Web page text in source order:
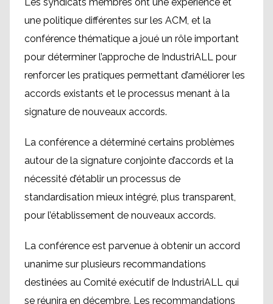
une politique différentes sur les ACM, et la
conférence thématique a joué un rôle important
pour déterminer l’approche de IndustriALL pour
renforcer les pratiques permettant d’améliorer les
accords existants et le processus menant à la
signature de nouveaux accords.
La conférence a déterminé certains problèmes
autour de la signature conjointe d’accords et la
nécessité d’établir un processus de
standardisation mieux intégré, plus transparent,
pour l’établissement de nouveaux accords.
La conférence est parvenue à obtenir un accord
unanime sur plusieurs recommandations
destinées au Comité exécutif de IndustriALL qui
se réunira en décembre. Les recommandations